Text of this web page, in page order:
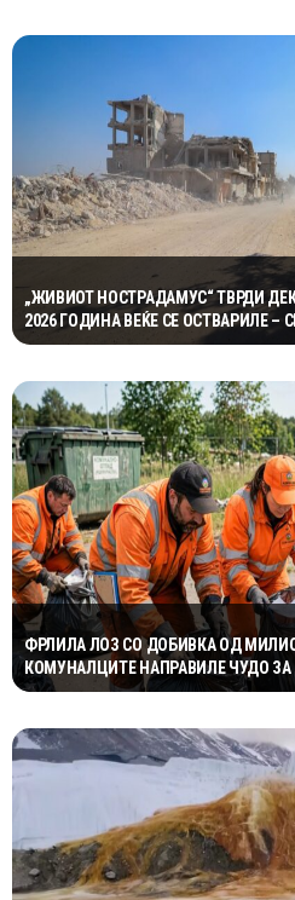
„ЖИВИОТ НОСТРАДАМУС“ ТВРДИ
2026 ГОДИНА ВЕЌЕ СЕ ОСТВАРИЛЕ –
ФРЛИЛА ЛОЗ СО ДОБИВКА ОД
КОМУНАЛЦИТЕ НАПРАВИЛЕ ЧУДО